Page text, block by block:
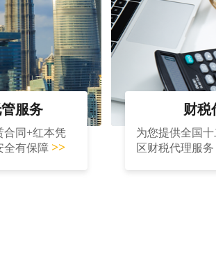
服务
合同+红本凭
全有保障 >>
财税
为您提供全国
区财税代理服务